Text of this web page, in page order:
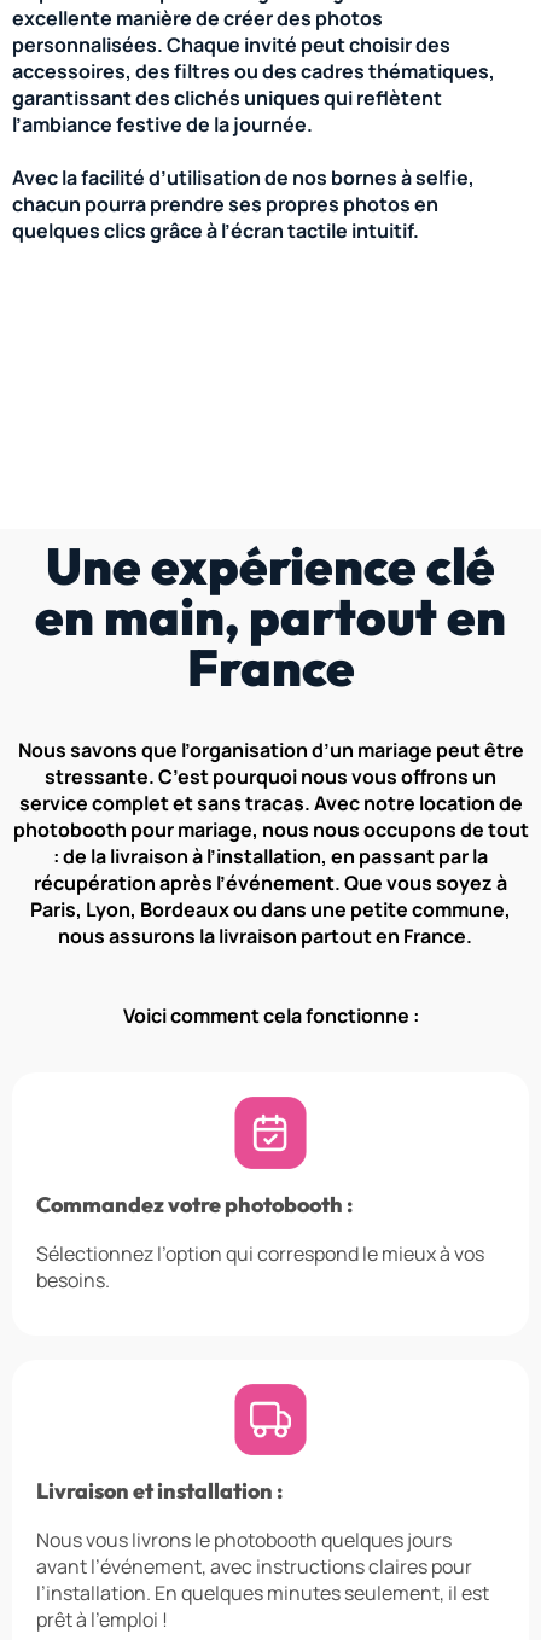
excellente manière de créer des photos
personnalisées. Chaque invité peut choisir des
accessoires, des filtres ou des cadres thématiques,
garantissant des clichés uniques qui reflètent
l’ambiance festive de la journée.
Avec la facilité d’utilisation de nos bornes à selfie,
chacun pourra prendre ses propres photos en
quelques clics grâce à l’écran tactile intuitif.
Une expérience clé
en main, partout en
France
Nous savons que l’organisation d’un mariage peut être
stressante. C’est pourquoi nous vous offrons un
service complet et sans tracas. Avec notre location de
photobooth pour mariage, nous nous occupons de tout
: de la livraison à l’installation, en passant par la
récupération après l’événement. Que vous soyez à
Paris, Lyon, Bordeaux ou dans une petite commune,
nous assurons la livraison partout en France.
Voici comment cela fonctionne :
Commandez votre photobooth :
Sélectionnez l’option qui correspond le mieux à vos
besoins.
Livraison et installation :
Nous vous livrons le photobooth quelques jours
avant l’événement, avec instructions claires pour
l’installation. En quelques minutes seulement, il est
prêt à l’emploi !